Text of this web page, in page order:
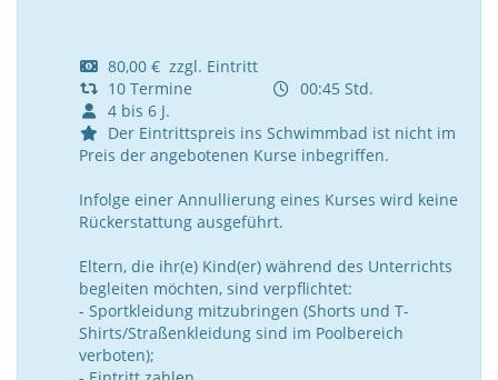
80,00 € zzgl. Eintritt
10 Termine
00:45 Std.
4 bis 6 J.
Der Eintrittspreis ins Schwimmbad ist nicht im
Preis der angebotenen Kurse inbegriffen.
Infolge einer Annullierung eines Kurses wird keine
Rückerstattung ausgeführt.
Eltern, die ihr(e) Kind(er) während des Unterrichts
begleiten möchten, sind verpflichtet:
- Sportkleidung mitzubringen (Shorts und T-
Shirts/Straßenkleidung sind im Poolbereich
verboten);